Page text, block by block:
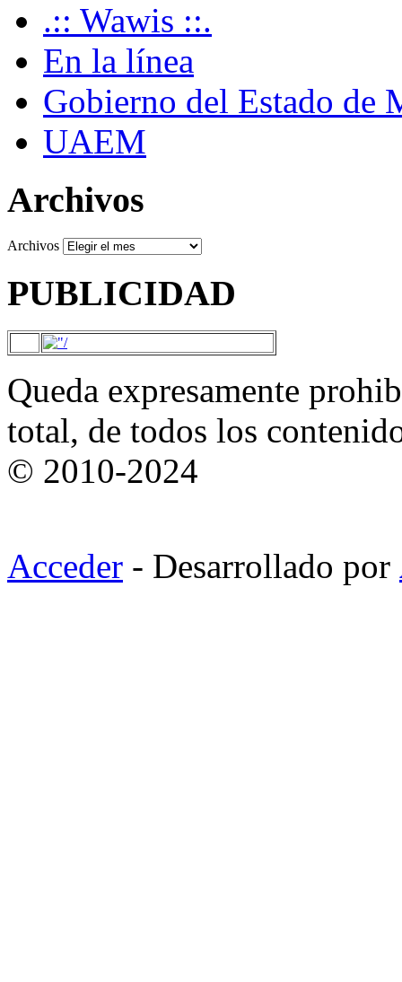
.:: Wawis ::.
En la línea
Gobierno del Estado de
UAEM
Archivos
Archivos
PUBLICIDAD
Queda expresamente
total, de todos los
© 2010-2024
Acceder - Desarrollado por